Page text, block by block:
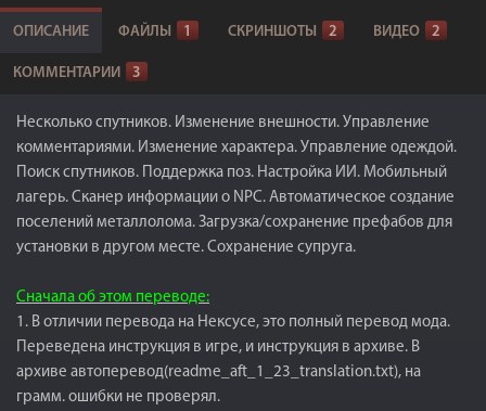
ОПИСАНИЕ ФАЙЛЫ 1 СКРИНШОТЫ 2 ВИДЕО 2
КОММЕНТАРИИ 3
Несколько спутников. Изменение внешности. Управление
комментариями. Изменение характера. Управление одеждой.
Поиск спутников. Поддержка поз. Настройка ИИ. Мобильный
лагерь. Сканер информации о NPC. Автоматическое создание
поселений металлолома. Загрузка/сохранение префабов для
установки в другом месте. Сохранение супруга.
Сначала об этом переводе:
1. В отличии перевода на Нексусе, это полный перевод мода.
Переведена инструкция в игре, и инструкция в архиве. В
архиве автоперевод(readme_aft_1_23_translation.txt), на
грамм. ошибки не проверял.